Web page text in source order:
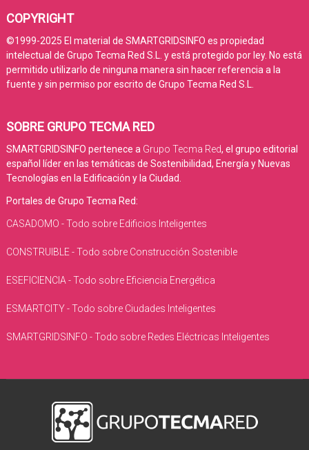
COPYRIGHT
©1999-2025 El material de SMARTGRIDSINFO es propiedad
intelectual de Grupo Tecma Red S.L. y está protegido por ley. No está
permitido utilizarlo de ninguna manera sin hacer referencia a la
fuente y sin permiso por escrito de Grupo Tecma Red S.L.
SOBRE GRUPO TECMA RED
SMARTGRIDSINFO pertenece a Grupo Tecma Red, el grupo editorial
español líder en las temáticas de Sostenibilidad, Energía y Nuevas
Tecnologías en la Edificación y la Ciudad.
Portales de Grupo Tecma Red:
CASADOMO - Todo sobre Edificios Inteligentes
CONSTRUIBLE - Todo sobre Construcción Sostenible
ESEFICIENCIA - Todo sobre Eficiencia Energética
ESMARTCITY - Todo sobre Ciudades Inteligentes
SMARTGRIDSINFO - Todo sobre Redes Eléctricas Inteligentes